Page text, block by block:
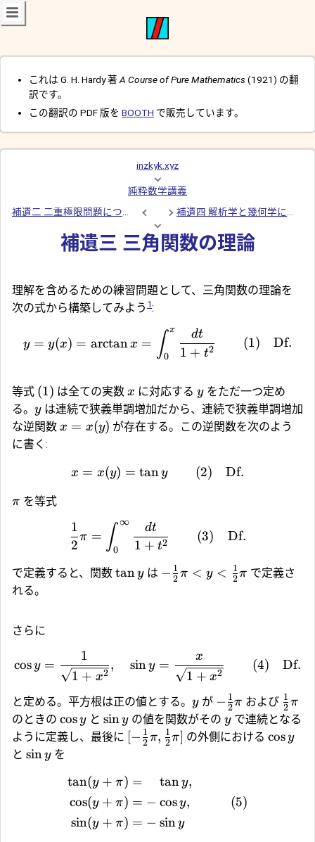
これは G. H. Hardy 著 A Course of Pure Mathematics(1921) の翻
訳です。
この翻訳の PDF 版を BOOTH で販売しています。
inzkyk.xyz
純粋数学講義
補遺三 三角関数の理論
理解を含めるための練習問題として、三角関数の理論を
次の式から構築してみよう 1:
y = y(x) = arctanx = ∫0
x
1 + t2
dt
(1) Df.
等式 (1) は全ての実数 x に対応する yをただ一つ定め
る。 yは連続で狭義単調増加だから、連続で狭義単調増加
な逆関数 x = x(y) が存在する。この逆関数を次のよう
に書く:
x = x(y) = tany (2) Df.
π を等式
2
1
π = ∫0
∞
1 + t2
dt
(3) Df.
で定義すると、関数 tanyは − 2
1 π < y < 2
1π で定義さ
れる。
さらに
cosy =
1 + x2
1
, siny =
1 + x2
x
(4) Df.
と定める。平方根は正の値とする。 yが − 2
1 π および 2
1 π
のときの cosyと sinyの値を関数がその yで連続となる
ように定義し、最後に [− 2
1 π, 2
1π] の外側における cosy
と sinyを
tan(y + π)
cos(y + π)
sin(y + π)
=
= −
= −
tany,
cosy,
siny
(5)